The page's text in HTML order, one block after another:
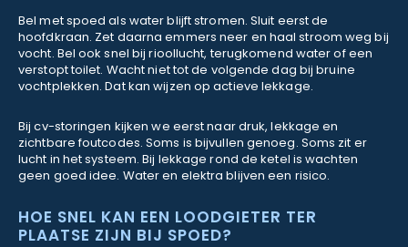
Bel met spoed als water blijft stromen. Sluit eerst de
hoofdkraan. Zet daarna emmers neer en haal stroom weg bij
vocht. Bel ook snel bij rioollucht, terugkomend water of een
verstopt toilet. Wacht niet tot de volgende dag bij bruine
vochtplekken. Dat kan wijzen op actieve lekkage.
Bij cv-storingen kijken we eerst naar druk, lekkage en
zichtbare foutcodes. Soms is bijvullen genoeg. Soms zit er
lucht in het systeem. Bij lekkage rond de ketel is wachten
geen goed idee. Water en elektra blijven een risico.
HOE SNEL KAN EEN LOODGIETER TER
PLAATSE ZIJN BIJ SPOED?